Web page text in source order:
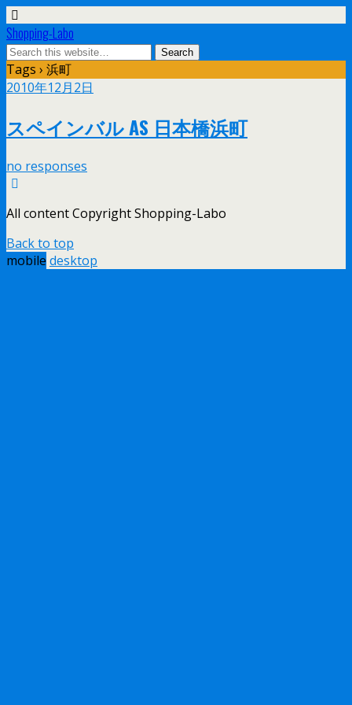
Shopping-Labo
Tags › 浜町
2010年12月2日
スペインバル AS 日本橋浜町
no responses
All content Copyright Shopping-Labo
Back to top
mobile desktop